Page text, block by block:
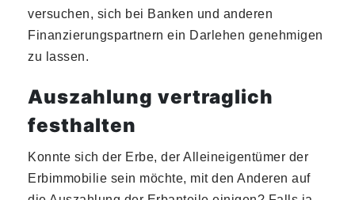
versuchen, sich bei Banken und anderen
Finanzierungspartnern ein Darlehen genehmigen
zu lassen.
Auszahlung vertraglich
festhalten
Konnte sich der Erbe, der Alleineigentümer der
Erbimmobilie sein möchte, mit den Anderen auf